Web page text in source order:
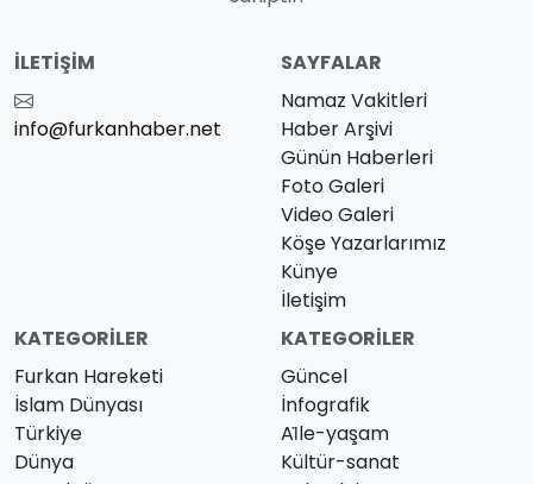
İLETIŞIM
info@furkanhaber.net
SAYFALAR
Namaz Vakitleri
Haber Arşivi
Günün Haberleri
Foto Galeri
Video Galeri
Köşe Yazarlarımız
Künye
İletişim
KATEGORILER
Furkan Hareketi
İslam Dünyası
Türkiye
Dünya
KATEGORILER
Güncel
İnfografik
Ai̇le-yaşam
Kültür-sanat